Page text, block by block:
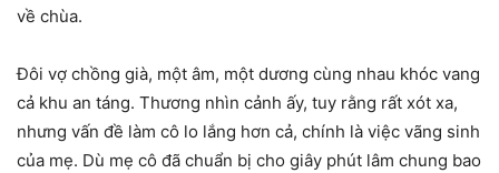
về chùa.
Đôi vợ chồng già, một âm, một dương cùng nhau khóc vang
cả khu an táng. Thương nhìn cảnh ấy, tuy rằng rất xót xa,
nhưng vấn đề làm cô lo lắng hơn cả, chính là việc vãng sinh
của mẹ. Dù mẹ cô đã chuẩn bị cho giây phút lâm chung bao